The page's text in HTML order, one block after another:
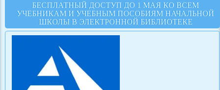
БЕСПЛАТНЫЙ ДОСТУП ДО 1 МАЯ КО ВСЕМ
УЧЕБНИКАМ И УЧЕБНЫМ ПОСОБИЯМ НАЧАЛЬНОЙ
ШКОЛЫ В ЭЛЕКТРОННОЙ БИБЛИОТЕКЕ